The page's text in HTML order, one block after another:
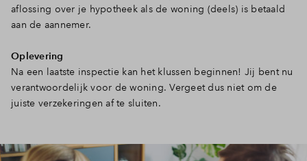
aflossing over je hypotheek als de woning (deels) is betaald
aan de aannemer.
Oplevering
Na een laatste inspectie kan het klussen beginnen! Jij bent nu
verantwoordelijk voor de woning. Vergeet dus niet om de
juiste verzekeringen af te sluiten.